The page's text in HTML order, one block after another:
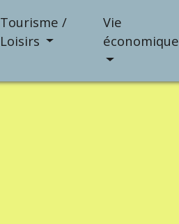
Tourisme /
Loisirs
Vie
économique